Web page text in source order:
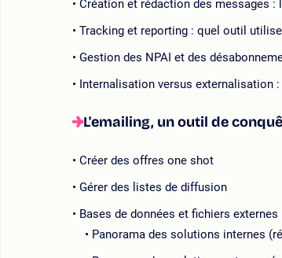
Création et rédaction des messages :
Tracking et reporting : quel outil
Gestion des NPAI et des
Internalisation versus externalisation
L'emailing, un outil de
Créer des offres one shot
Gérer des listes de diffusion
Bases de données et fichiers
Panorama des solutions internes